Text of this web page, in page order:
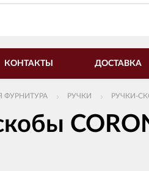
КОНТАКТЫ ДОСТАВКА
ФУРНИТУРА РУЧКИ РУЧКИ-